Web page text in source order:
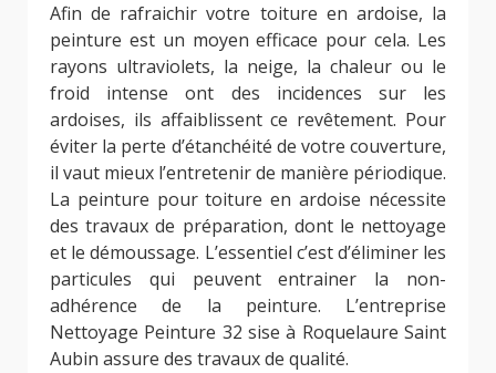
Afin de rafraichir votre toiture en ardoise, la
peinture est un moyen efficace pour cela. Les
rayons ultraviolets, la neige, la chaleur ou le
froid intense ont des incidences sur les
ardoises, ils affaiblissent ce revêtement. Pour
éviter la perte d’étanchéité de votre couverture,
il vaut mieux l’entretenir de manière périodique.
La peinture pour toiture en ardoise nécessite
des travaux de préparation, dont le nettoyage
et le démoussage. L’essentiel c’est d’éliminer les
particules qui peuvent entrainer la non-
adhérence de la peinture. L’entreprise
Nettoyage Peinture 32 sise à Roquelaure Saint
Aubin assure des travaux de qualité.